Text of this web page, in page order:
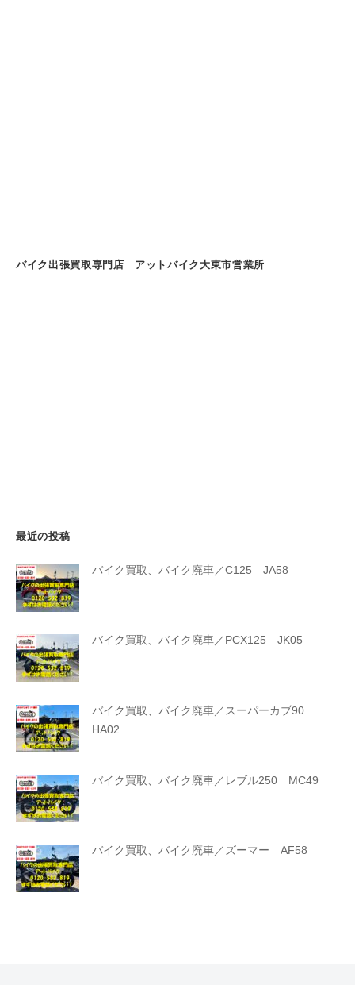
バイク出張買取専門店 アットバイク大東市営業所
最近の投稿
バイク買取、バイク廃車／C125 JA58
バイク買取、バイク廃車／PCX125 JK05
バイク買取、バイク廃車／スーパーカブ90
HA02
バイク買取、バイク廃車／レブル250 MC49
バイク買取、バイク廃車／ズーマー AF58